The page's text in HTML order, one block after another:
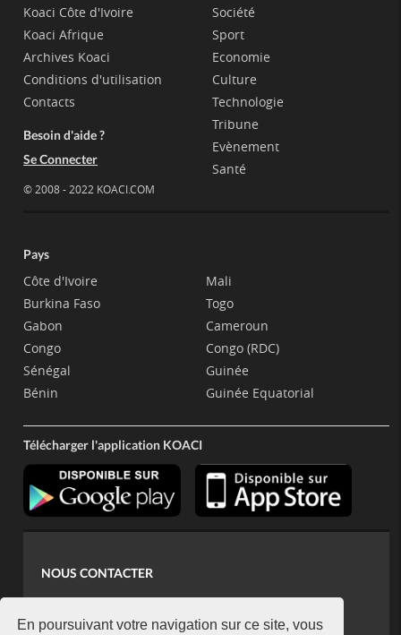
En poursuivant votre navigation sur ce site, vous
Koaci Côte d'Ivoire
Koaci Afrique
Archives Koaci
Conditions d'utilisation
Contacts
Besoin d'aide ?
Se Connecter
© 2008 - 2022 KOACI.COM
Société
Sport
Economie
Culture
Technologie
Tribune
Evènement
Santé
Pays
Côte d'Ivoire
Burkina Faso
Gabon
Congo
Sénégal
Bénin
Mali
Togo
Cameroun
Congo (RDC)
Guinée
Guinée Equatorial
Télécharger l'application KOACI
NOUS CONTACTER
koaci@yahoo.fr